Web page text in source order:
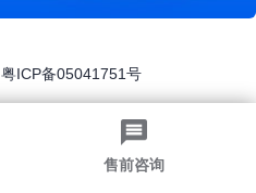
售前咨询
粤ICP备05041751号